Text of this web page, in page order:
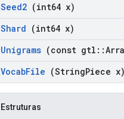
Seed2 (int64 x)
Shard (int64 x)
Unigrams (const gtl ::
VocabFile (StringPiece x)
Estruturas